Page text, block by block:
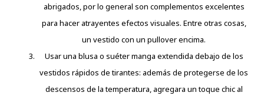
abrigados, por lo general son complementos excelentes
para hacer atrayentes efectos visuales. Entre otras cosas,
un vestido con un pullover encima.
Usar una blusa o suéter manga extendida debajo de los
vestidos rápidos de tirantes: además de protegerse de los
descensos de la temperatura, agregara un toque chic al